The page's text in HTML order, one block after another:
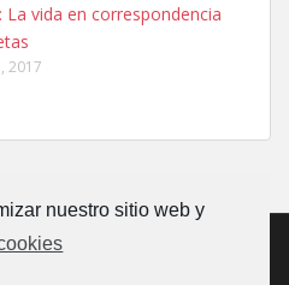
nuestro sitio web y
asustada tiene miedo a la
La vida en correspondencia
2017